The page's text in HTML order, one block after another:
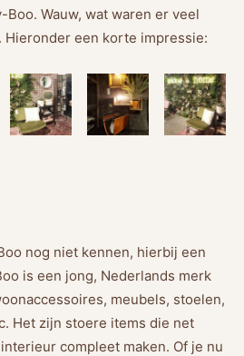
Wauw, wat waren er veel
Hieronder een korte impressie:
nog niet kennen, hierbij een
is een jong, Nederlands merk
meubels, stoelen,
Het zijn stoere items die net
compleet maken. Of je nu